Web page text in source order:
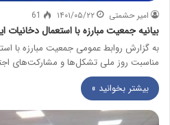
امیر حشمتی ۱۴۰۱/۰۵/۲۲ 61
بیانیه جمعیت مبارزه با استعمال دخانیات
به گزارش روابط عمومی جمعیت مبارزه با
مناسبت روز ملی تشکل‌ها و مشارکت‌های
بیشتر بخوانید »